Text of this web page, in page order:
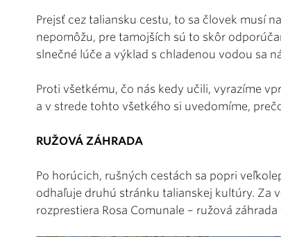
Prejsť cez taliansku cestu, to sa človek musí
nepomôžu, pre tamojších sú to skôr
slnečné lúče a výklad s chladenou vodou sa
Proti všetkému, čo nás kedy učili, vyrazíme
a v strede tohto všetkého si uvedomíme,
RUŽOVÁ ZÁHRADA
Po horúcich, rušných cestách sa popri
odhaľuje druhú stránku talianskej kultúry. Za
rozprestiera Rosa Comunale – ružová